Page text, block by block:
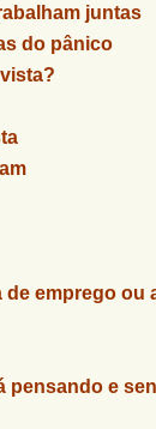
juntas
do pânico
emprego ou
pensando e